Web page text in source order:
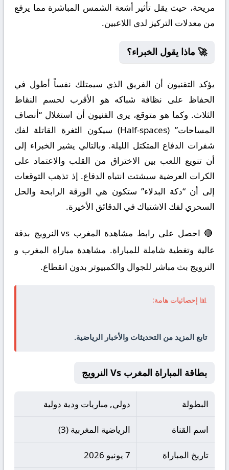
مريحة، حيث يقل تأثير أشعة الشمس المباشرة مما يرفع
من معدلات التركيز لدى اللاعبين.
🚀 ماذا يقول الخبراء؟
يؤكد التقنيون أن الفريق الذي سيمتلك نفساً أطول في
الحفاظ على نظافة شباكه هو الأقرب لحسم النقاط
الثلاث. وكما هو متوقع، يرى الفنيون أن استغلال “أنصاف
المساحات” (Half-spaces) سيكون الثغرة القاتلة لفك
شفرات الدفاع المتكتل الليلة. وبالتالي يشير الخبراء إلى
أن تنويع اللعب بين الاختراق من القلب والاعتماد على
الكرات العرضية سيشتت انتباه الدفاع. إذ تذهب التوقعات
إلى أن “دكة البدلاء” ستكون هي الورقة الرابحة والحل
السحري لفك الاشتباك في الدقائق الأخيرة.
🔴 احصل على رابط مشاهدة المغرب vs النرويج بدقة
عالية وتغطية شاملة للمباراة. مشاهدة مباراة المغرب و
النرويج بث مباشر للجوال والكمبيوتر بدون انقطاع.
📊 إحصائيات هامة:
تابع المزيد من التحديثات والأخبار الرياضية.
بطاقة المباراة المغرب Vs النرويج
البطولة دولي, مباريات ودية دولية
اسم القناة الرياضية المغربية (3)
تاريخ المباراة 7 يونيو 2026